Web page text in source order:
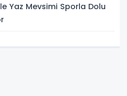
Yaz Mevsimi Sporla Dolu